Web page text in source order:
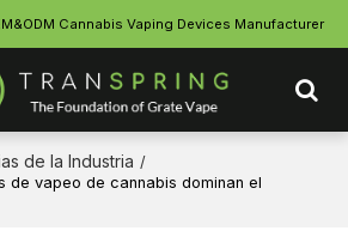
Cannabis Vaping Devices Manufacturer
de la Industria /
de vapeo de cannabis dominan el